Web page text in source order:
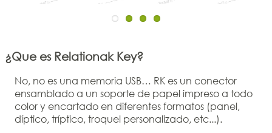
¿Que es Relationak Key?
No, no es una memoria USB… RK es un conector
ensamblado a un soporte de papel impreso a todo
color y encartado en diferentes formatos (panel,
díptico, tríptico, troquel personalizado, etc...).